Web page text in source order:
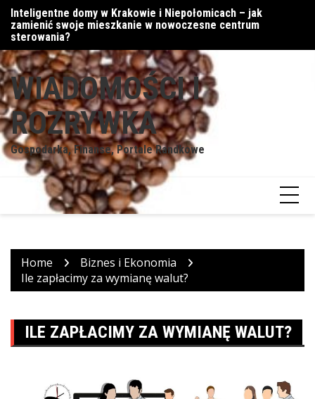
Skip
content
Inteligentne domy w Krakowie i Niepołomicach – jak
zamienić swoje mieszkanie w nowoczesne centrum
sterowania?
Cyfrowe podejście do walut
WIADOMOŚCI I
ROZRYWKA
Gospodarka, Finanse, Portale Randkowe
Home
Biznes i Ekonomia
Ile zapłacimy za wymianę walut?
ILE ZAPŁACIMY ZA WYMIANĘ WALUT?